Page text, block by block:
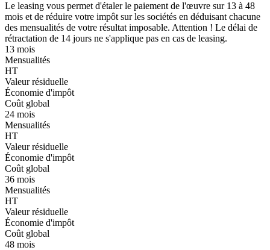
Le leasing vous permet d'étaler le paiement de l'œuvre sur 13 à 48
mois et de réduire votre impôt sur les sociétés en déduisant chacune
des mensualités de votre résultat imposable. Attention ! Le délai de
rétractation de 14 jours ne s'applique pas en cas de leasing.
13 mois
Mensualités
HT
Valeur résiduelle
Économie d'impôt
Coût global
24 mois
Mensualités
HT
Valeur résiduelle
Économie d'impôt
Coût global
36 mois
Mensualités
HT
Valeur résiduelle
Économie d'impôt
Coût global
48 mois